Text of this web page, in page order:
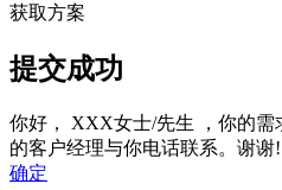
获取方案
提交成功
你好， XXX女士/先生
，你的
的客户经理与你电话联系。谢谢!
确定